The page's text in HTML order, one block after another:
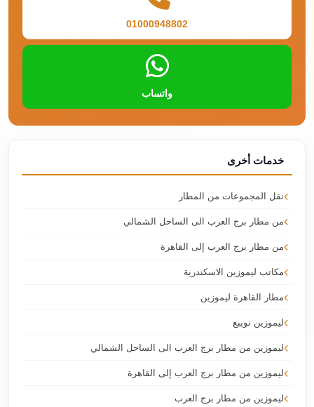
01000948802
واتساب
خدمات أخرى
نقل المجموعات من المطار
من مطار برج العرب الى الساحل الشمالي
من مطار برج العرب إلى القاهرة
مكاتب ليموزين الاسكندرية
مطار القاهرة ليموزين
ليموزين نويبع
ليموزين من مطار برج العرب الى الساحل الشمالي
ليموزين من مطار برج العرب إلى القاهرة
ليموزين من مطار برج العرب